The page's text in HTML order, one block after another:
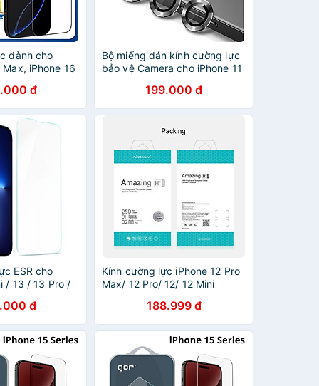
dành cho
Max, iPhone 16
CP+
Chính Hãng
đ
Bộ miếng dán kính cường lực
bảo vệ Camera cho iPhone 11
Max Greencase Kuzoom (độ
cứng 9H, chống trầy, chống
chụi & vân tay, bảo vệ toàn
diện) - Hàng nhập khẩu
199.000 đ
ESR cho
/ 13 / 13 Pro /
đ
Kính cường lực iPhone 12 Pro
Max/ 12 Pro/ 12/ 12 Mini
nhập khẩu188.999 đ